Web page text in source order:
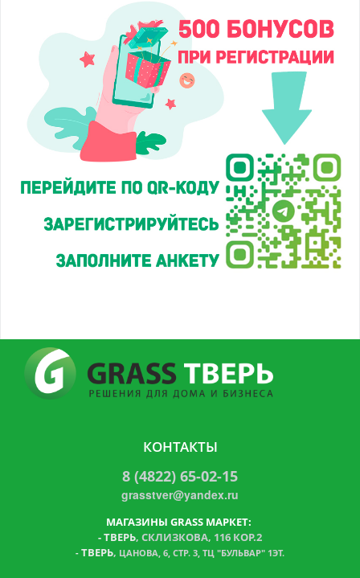
КОНТАКТЫ
8 (4822) 65-02-15
grasstver@yandex.ru
МАГАЗИНЫ GRASS МАРКЕТ:
-ТВЕРЬ, СКЛИЗКОВА, 116 КОР.2
- ТВЕРЬ, ЦАНОВА, 6, СТР. 3, ТЦ "БУЛЬВАР" 1ЭТ.